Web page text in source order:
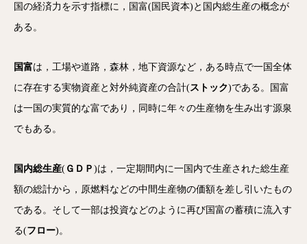
国の経済力を示す指標に，国富(国民資本)と国内総生産の概念が
ある。
国富は，工場や道路，森林，地下資源など，ある時点で一国全体
に存在する実物資産と対外純資産の合計(ストック)である。国富
は一国の実質的な富であり，同時に年々の生産物を生み出す源泉
でもある。
国内総生産( ＧＤＰ )は，一定期間内に一国内で生産された総生産
額の総計から，原燃料などの中間生産物の価額を差し引いたもの
である。そして一部は投資などのように再び国富の蓄積に流入す
る(フロー)。